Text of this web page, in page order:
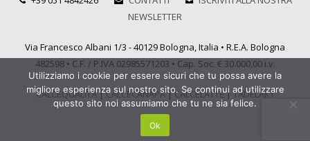
NEWSLETTER
Via Francesco Albani 1/3 - 40129 Bologna, Italia • R.E.A. Bologna
482598 • C.F. / P.IVA 02985571203 • Cap. Soc. € 30.000,00 i.v.
CALCEQUALITÀ|CALCECANAPA|CALCELATTE|TADELAKT
Utilizziamo i cookie per essere sicuri che tu possa avere la
migliore esperienza sul nostro sito. Se continui ad utilizzare
questo sito noi assumiamo che tu ne sia felice.
Ok